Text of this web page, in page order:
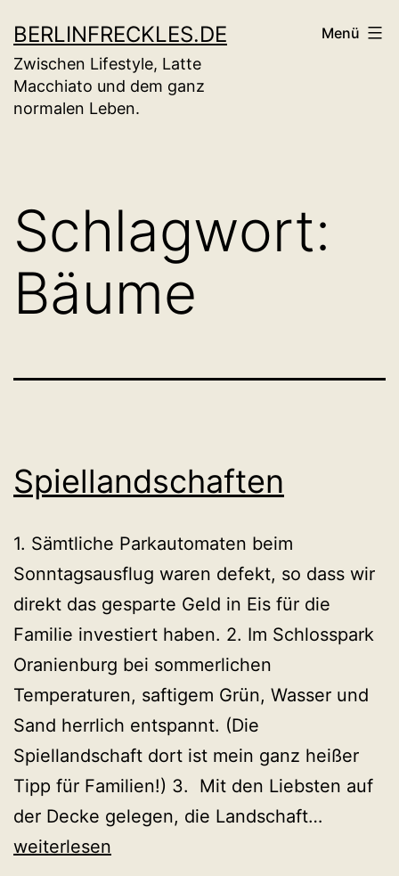
Inhalt
springen
BERLINFRECKLES.DE
Zwischen Lifestyle, Latte
Macchiato und dem ganz
normalen Leben.
Menü
Schlagwort:
Bäume
Spiellandschaften
1. Sämtliche Parkautomaten beim
Sonntagsausflug waren defekt, so dass wir
direkt das gesparte Geld in Eis für die
Familie investiert haben. 2. Im Schlosspark
Oranienburg bei sommerlichen
Temperaturen, saftigem Grün, Wasser und
Sand herrlich entspannt. (Die
Spiellandschaft dort ist mein ganz heißer
Tipp für Familien!) 3. Mit den Liebsten auf
der Decke gelegen, die Landschaft…
weiterlesen